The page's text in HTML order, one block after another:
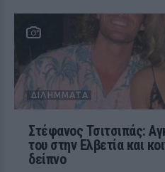
ΔΙΛΉΜΜΑΤΑ
Στέφανος Τσιτσιπάς:
του στην Ελβετία και
δείπνο